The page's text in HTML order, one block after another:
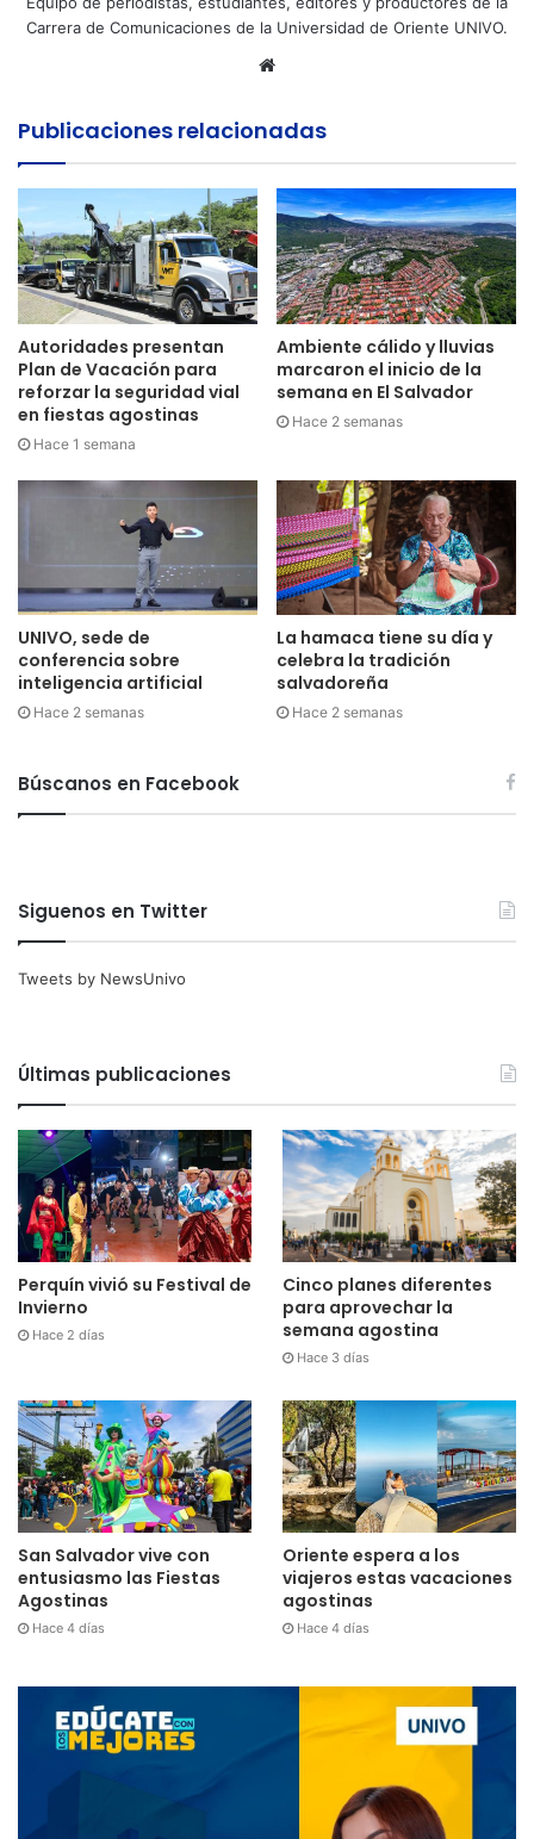
Carrera de Comunicaciones de la Universidad de Oriente UNIVO.
Sitio
Publicaciones relacionadas
Autoridades presentan
Plan de Vacación para
reforzar la seguridad vial
en fiestas agostinas
Hace 1 semana
Ambiente cálido y lluvias
marcaron el inicio de la
semana en El Salvador
Hace 2 semanas
UNIVO, sede de
conferencia sobre
inteligencia artificial
Hace 2 semanas
La hamaca tiene su día y
celebra la tradición
salvadoreña
Hace 2 semanas
Búscanos en Facebook
Siguenos en Twitter
Tweets by NewsUnivo
Últimas publicaciones
Perquín vivió su Festival de
Invierno
Hace 2 días
Cinco planes diferentes
para aprovechar la
semana agostina
Hace 3 días
San Salvador vive con
entusiasmo las Fiestas
Agostinas
Hace 4 días
Oriente espera a los
viajeros estas vacaciones
agostinas
Hace 4 días